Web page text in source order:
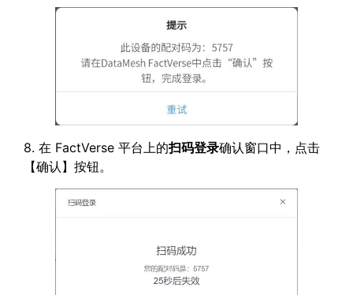
8. 在 FactVerse 平台上的扫码登录确认窗口中，点击
【确认】按钮。